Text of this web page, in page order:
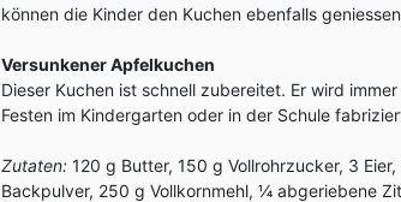
können die Kinder den Kuchen ebenfalls
Versunkener Apfelkuchen
Dieser Kuchen ist schnell zubereitet. Er wird
Festen im Kindergarten oder in der Schule
Zutaten: 120 g Butter, 150 g Vollrohrzucker, 3
Backpulver, 250 g Vollkornmehl, ¼ abgeriebene